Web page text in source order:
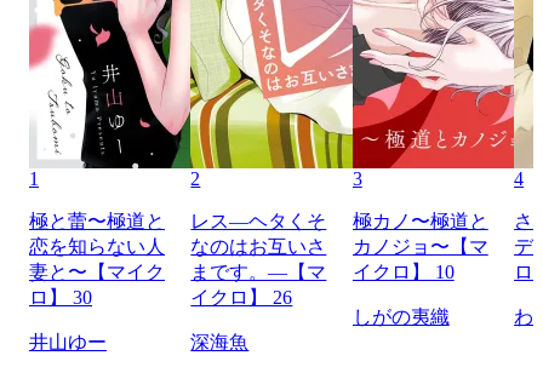
1
極と蕾〜極道と
恋を知らない人
妻と〜【マイク
ロ】 30
井山ゆー
2
レス―ヘタくそ
なのはお互いさ
まです。―【マ
イクロ】 26
深海魚
3
極カノ〜極道と
カノジョ〜【マ
イクロ】 10
しがの夷織
4
さ
デ
ロ
わ